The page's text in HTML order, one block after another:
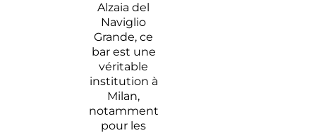
Alzaia del
Naviglio
Grande, ce
bar est une
véritable
institution à
Milan,
notamment
pour les